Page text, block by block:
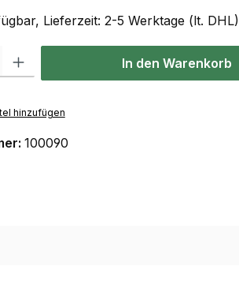
Lieferzeit: 2-5 Werktage (lt. DHL)
In den Warenkorb
hinzufügen
100090